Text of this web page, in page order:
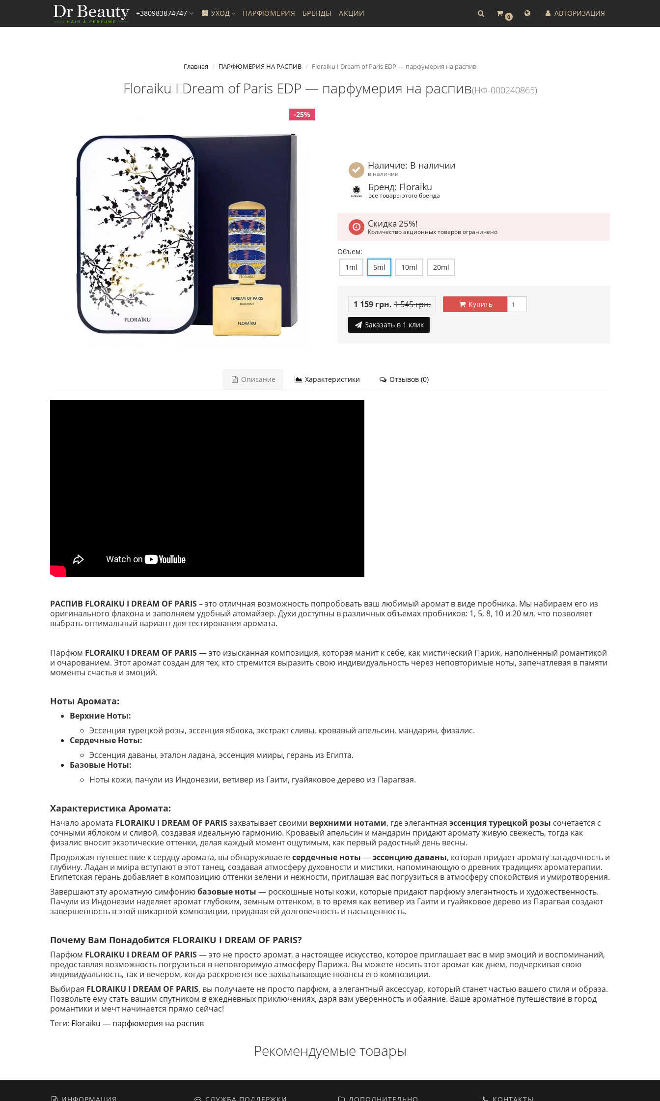
0 АВТОРИЗАЦИЯ
+380983874747 УХОД ПАРФЮМЕРИЯ БРЕНДЫ АКЦИИ
Главная ПАРФЮМЕРИЯ НА РАСПИВ Floraiku I Dream of Paris EDP — парфумерия на распив
Floraiku I Dream of Paris EDP — парфумерия на распив(НФ-000240865)
-25%
Наличие: В наличии
в наличии
Бренд: Floraiku
все товары этого бренда
Скидка 25%!
Количество акционных товаров ограничено
Объем:
1ml
5ml 10ml 20ml
1 159 грн. 1 545 грн. Купить
Заказать в 1 клик
Описание Характеристики Отзывов (0)
РАСПИВ FLORAIKU I DREAM OF PARIS– это отличная возможность попробовать ваш любимый аромат в виде пробника. Мы набираем его из
оригинального флакона и заполняем удобный атомайзер. Духи доступны в различных объемах пробников: 1, 5, 8, 10 и 20 мл, что позволяет
выбрать оптимальный вариант для тестирования аромата.
Парфюм FLORAIKU I DREAM OF PARIS— это изысканная композиция, которая манит к себе, как мистический Париж, наполненный романтикой
и очарованием. Этот аромат создан для тех, кто стремится выразить свою индивидуальность через неповторимые ноты, запечатлевая в памяти
моменты счастья и эмоций.
Ноты Аромата:
Верхние Ноты:
Эссенция турецкой розы, эссенция яблока, экстракт сливы, кровавый апельсин, мандарин, физалис.
Сердечные Ноты:
Эссенция даваны, эталон ладана, эссенция мииры, герань из Египта.
Базовые Ноты:
Ноты кожи, пачули из Индонезии, ветивер из Гаити, гуайяковое дерево из Парагвая.
Характеристика Аромата:
Начало аромата FLORAIKU I DREAM OF PARISзахватывает своими верхними нотами, где элегантная эссенция турецкой розы сочетается с
сочными яблоком и сливой, создавая идеальную гармонию. Кровавый апельсин и мандарин придают аромату живую свежесть, тогда как
физалис вносит экзотические оттенки, делая каждый момент ощутимым, как первый радостный день весны.
Продолжая путешествие к сердцу аромата, вы обнаруживаетесердечные ноты —эссенцию даваны, которая придает аромату загадочность и
глубину. Ладан и миіра вступают в этот танец, создавая атмосферу духовности и мистики, напоминающую о древних традициях ароматерапии.
Египетская герань добавляет в композицию оттенки зелени и нежности, приглашая вас погрузиться в атмосферу спокойствия и умиротворения.
Завершают эту ароматную симфониюбазовые ноты — роскошные ноты кожи, которые придают парфюму элегантность и художественность.
Пачули из Индонезии наделяет аромат глубоким, земным оттенком, в то время как ветивер из Гаити и гуайяковое дерево из Парагвая создают
завершенность в этой шикарной композиции, придавая ей долговечность и насыщенность.
Почему Вам Понадобится FLORAIKU I DREAM OF PARIS?
Парфюм FLORAIKU I DREAM OF PARIS— это не просто аромат, а настоящее искусство, которое приглашает вас в мир эмоций и воспоминаний,
предоставляя возможность погрузиться в неповторимую атмосферу Парижа. Вы можете носить этот аромат как днем, подчеркивая свою
индивидуальность, так и вечером, когда раскроются все захватывающие нюансы его композиции.
Выбирая FLORAIKU I DREAM OF PARIS, вы получаете не просто парфюм, а элегантный аксессуар, который станет частью вашего стиля и образа.
Позвольте ему стать вашим спутником в ежедневных приключениях, даря вам уверенность и обаяние. Ваше ароматное путешествие в город
романтики и мечт начинается прямо сейчас!
Теги: Floraiku — парфюмерия на распив
Рекомендуемые товары